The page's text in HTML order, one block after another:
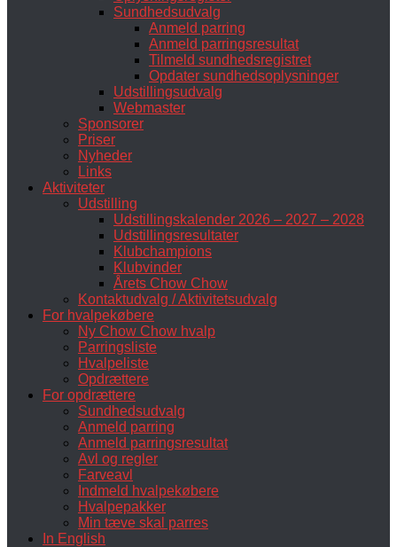
Sundhedsudvalg
Anmeld parring
Anmeld parringsresultat
Tilmeld sundhedsregistret
Opdater sundhedsoplysninger
Udstillingsudvalg
Webmaster
Sponsorer
Priser
Nyheder
Links
Aktiviteter
Udstilling
Udstillingskalender 2026 – 2027 – 2028
Udstillingsresultater
Klubchampions
Klubvinder
Årets Chow Chow
Kontaktudvalg / Aktivitetsudvalg
For hvalpekøbere
Ny Chow Chow hvalp
Parringsliste
Hvalpeliste
Opdrættere
For opdrættere
Sundhedsudvalg
Anmeld parring
Anmeld parringsresultat
Avl og regler
Farveavl
Indmeld hvalpekøbere
Hvalpepakker
Min tæve skal parres
In English